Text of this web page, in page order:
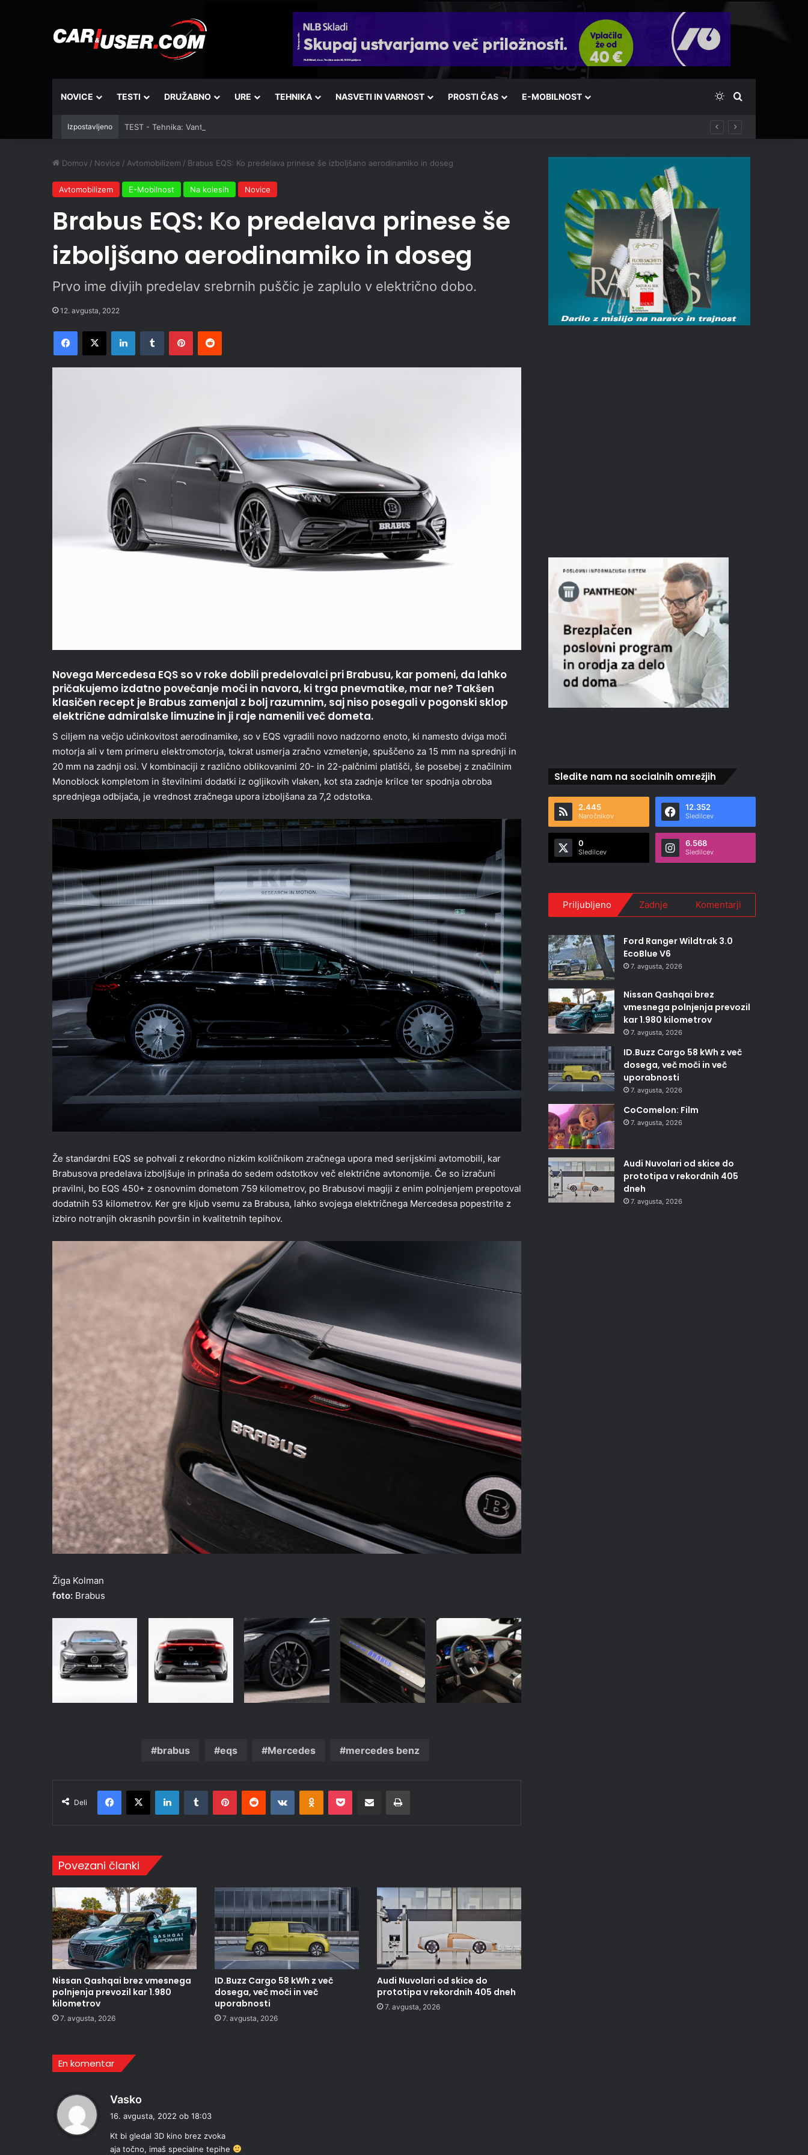
NOVICE TESTI DRUŽABNO URE TEHNIKA NASVETI IN VARNOST PROSTI ČAS E-MOBILNOST Switch skin
Išči
Izpostavljeno TEST - Tehnika: Vantrue JS3
Domov / Novice / Avtomobilizem / Brabus EQS: Ko predelava prinese še izboljšano aerodinamiko in doseg
Avtomobilizem E-Mobilnost Na kolesih Novice
Brabus EQS: Ko predelava prinese še
izboljšano aerodinamiko in doseg
Prvo ime divjih predelav srebrnih puščic je zaplulo v električno dobo.
12. avgusta, 2022
Facebook
X LinkedInTumblr PinterestReddit
Novega Mercedesa EQS so v roke dobili predelovalci pri Brabusu, kar pomeni, da lahko
pričakujemo izdatno povečanje moči in navora, ki trga pnevmatike, mar ne? Takšen
klasičen recept je Brabus zamenjal z bolj razumnim, saj niso posegali v pogonski sklop
električne admiralske limuzine in ji raje namenili več dometa.
S ciljem na večjo učinkovitost aerodinamike, so v EQS vgradili novo nadzorno enoto, ki namesto dviga moči
motorja ali v tem primeru elektromotorja, tokrat usmerja zračno vzmetenje, spuščeno za 15 mm na sprednji in
20 mm na zadnji osi. V kombinaciji z različno oblikovanimi 20- in 22-palčnimi platišči, še posebej z značilnim
Monoblock kompletom in številnimi dodatki iz ogljikovih vlaken, kot sta zadnje krilce ter spodnja obroba
sprednjega odbijača, je vrednost zračnega upora izboljšana za 7,2 odstotka.
Že standardni EQS se pohvali z rekordno nizkim količnikom zračnega upora med serijskimi avtomobili, kar
Brabusova predelava izboljšuje in prinaša do sedem odstotkov več električne avtonomije. Če so izračuni
pravilni, bo EQS 450+ z osnovnim dometom 759 kilometrov, po Brabusovi magiji z enim polnjenjem prepotoval
dodatnih 53 kilometrov. Ker gre kljub vsemu za Brabusa, lahko svojega električnega Mercedesa popestrite z
izbiro notranjih okrasnih površin in kvalitetnih tepihov.
Žiga Kolman
foto: Brabus
brabus eqs Mercedes mercedes benz
Deli
Facebook
X LinkedInTumblr PinterestReddit VKontakteOdnoklassniki
Pocket Deli po epošti Natisni
Povezani članki
Nissan Qashqai brez vmesnega
polnjenja prevozil kar 1.980
kilometrov
7. avgusta, 2026
ID.Buzz Cargo 58 kWh z več
dosega, več moči in več
uporabnosti
7. avgusta, 2026
Audi Nuvolari od skice do
prototipa v rekordnih 405 dneh
7. avgusta, 2026
En komentar
Vasko
v
i
16. avgusta, 2022 ob 18:03
Kt bi gledal 3D kino brez zvoka
aja točno, imaš specialne tepihe
Sledite nam na socialnih omrežjih
2.445
Naročnikov
12.352
Sledilcev
0
Sledilcev
6.568
Sledilcev
Priljubljeno Zadnje Komentarji
Ford Ranger Wildtrak 3.0
EcoBlue V6
7. avgusta, 2026
Nissan Qashqai brez
vmesnega polnjenja prevozil
kar 1.980 kilometrov
7. avgusta, 2026
ID.Buzz Cargo 58 kWh z več
dosega, več moči in več
uporabnosti
7. avgusta, 2026
CoComelon: Film
7. avgusta, 2026
Audi Nuvolari od skice do
prototipa v rekordnih 405
dneh
7. avgusta, 2026